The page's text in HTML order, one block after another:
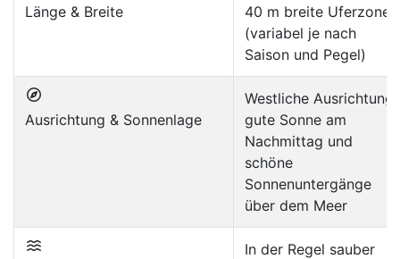
Länge & Breite
40 m breite Uferzone
(variabel je nach
Saison und Pegel)
Ausrichtung & Sonnenlage
Westliche Ausrichtung;
gute Sonne am
Nachmittag und
schöne
Sonnenuntergänge
über dem Meer
In der Regel sauber